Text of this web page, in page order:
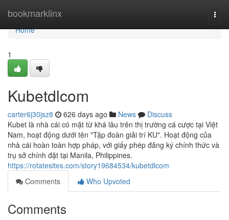
bookmarklinx
Home
Home
1
Kubetdlcom
carter6j30jsz8 626 days ago News
Discuss
Kubet là nhà cái có mặt từ khá lâu trên thị trường cá cược tại Việt
Nam, hoạt động dưới tên "Tập đoàn giải trí KU". Hoạt động của
nhà cái hoàn toàn hợp pháp, với giấy phép đăng ký chính thức và
trụ sở chính đặt tại Manila, Philippines.
https://rotatesites.com/story19684534/kubetdlcom
Comments
Who Upvoted
Comments